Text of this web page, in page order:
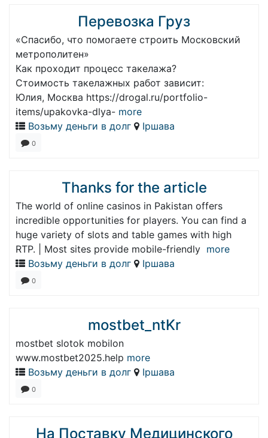
Перевозка Груз
«Спасибо, что помогаете строить Московский
метрополитен»
Как проходит процесс такелажа?
Стоимость такелажных работ зависит:
Юлия, Москва https://drogal.ru/portfolio-
items/upakovka-dlya- more
Возьму деньги в долг
Іршава
0
Thanks for the article
The world of online casinos in Pakistan offers
incredible opportunities for players. You can find a
huge variety of slots and table games with high
RTP. | Most sites provide mobile-friendly more
Возьму деньги в долг
Іршава
0
mostbet_ntKr
mostbet slotok mobilon
www.mostbet2025.help more
Возьму деньги в долг
Іршава
0
На Поставку Медицинского